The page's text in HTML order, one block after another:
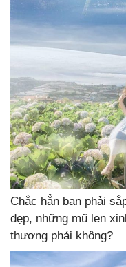
Chắc hẳn bạn phải
đẹp, những mũ len
thương phải không?